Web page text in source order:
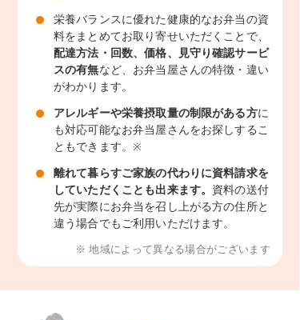
栄養バランスに優れた健康的なお弁当の資
料をまとめてお取り寄せいただくことで、
配達方法・回数、価格、見守り確認サービ
スの有無など、お弁当屋さんの特徴・違い
がわかります。
アレルギーや栄養摂取量の制限がある方に
も対応可能なお弁当屋さんをお探しするこ
ともできます。※
離れて暮らすご家族の代わりに資料請求を
していただくことも出来ます。 資料の送付
先が実際にお弁当を召し上がる方の住所と
違う場合でもご利用いただけます。
※ 地域によって異なる場合がございます